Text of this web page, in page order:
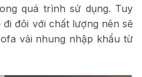
quá trình sử dụng. Tuy
đi đôi với chất lượng nên sẽ
vải nhung nhập khẩu từ